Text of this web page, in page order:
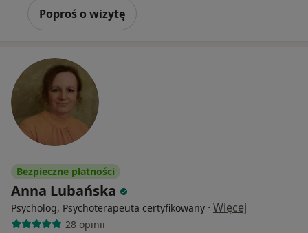
Poproś o wizytę
Bezpieczne płatności
Anna Lubańska
Psycholog, Psychoterapeuta certyfikowany · Więcej
28 opinii